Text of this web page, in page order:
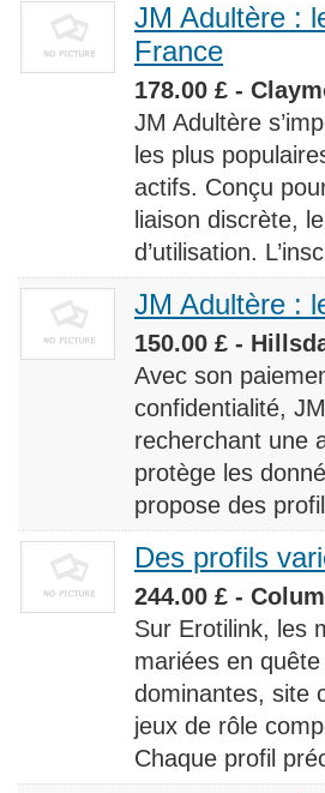
JM Adultère :
France
178.00 £ -
JM Adultère
les plus
actifs. Conçu
liaison discrète,
d’utilisation.
JM Adultère :
150.00 £ -
Avec son
confidentialité,
recherchant une
protège les
propose des
Des profils
244.00 £ -
Sur Erotilink, les
mariées en
dominantes, site
jeux de rôle
Chaque profil